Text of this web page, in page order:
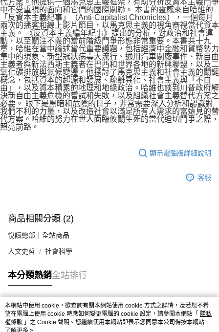
代方案。他提供一個馬克思主義框架，有助分析反資本主義鬥爭
中不受重視的面向和它們的國際關聯。 本書的靈感來自哈維的
「反資本主義紀事」（Anti-Capitalist Chronicles），一個每月
兩次的播客和線上影片節目，以馬克思主義的視角審視當代資本
主義。 《反資本主義編年紀事》提出的分析，對政治和社會運
動，以至關注不義的當前階級鬥爭形態非常重要。本書共十九
章，哈維在當中論述當代重要議題，包括經濟中金融和貨幣勢力
集中的現象、新型冠狀病毒大流行、通用汽車關廠事件、新自由
主義者與新法西斯主義者在巴西和世界各地的新興聯盟，以及二
氧化碳排放與氣候變遷。他探討了馬克思主義和社會主義的關鍵
概念，包括資本的起源和發展、疏離異化、社會主義與「不自
由」，以及資本積累的地理和地緣政治。哈維也談到川普政府解
決新自由主義危機的嘗試和失敗，以及組織社會主義替代方案之
必要。 眼下是黑暗和危險的日子，非常需要深入分析和認識對
我們不利的力量，以及改造社會以滿足所有人需求的富遠見的替
代方案。哈維的努力在世人面臨攸關生死的當代迫切鬥爭之際，
照亮前路。
顯示電腦版詳細說明
客服
商品相關分類 (2)
悅讀總部｜全站商品
人文史哲 社會科學
本分類熱銷全站排行
熱門標籤
本網站中使用 cookie，欲查詢有關本網站使用 cookie 方式之詳情，及若您不希
望在電腦上使用 cookie 時應如何變更電腦的 cookie 設定，請參閱本網站「 隱私
權條款 」之 Cookie 聲明。您繼續使用本網站即表示您同意本公司得按本網站使
用條款之 Cookie 聲明使用 cookie。
了解更多 >